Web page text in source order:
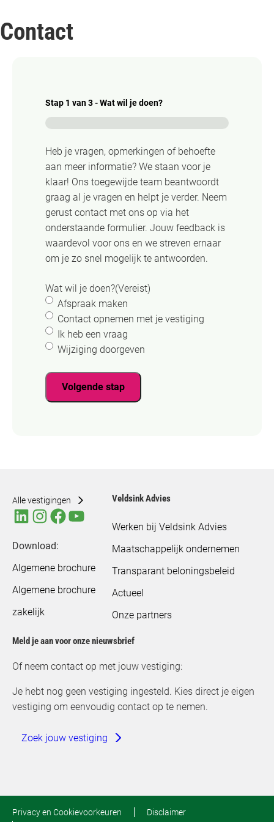
Contact
Stap 1 van3- Wat wil je doen?
0%
Heb je vragen, opmerkingen of behoefte
aan meer informatie? We staan voor je
klaar! Ons toegewijde team beantwoordt
graag al je vragen en helpt je verder. Neem
gerust contact met ons op via het
onderstaande formulier. Jouw feedback is
waardevol voor ons en we streven ernaar
om je zo snel mogelijk te antwoorden.
Wat wil je doen?(Vereist)
Afspraak maken
Contact opnemen met je vestiging
Ik heb een vraag
Wijziging doorgeven
Volgende stap
Alle vestigingen
Download:
Algemene brochure
Algemene brochure
zakelijk
Veldsink Advies
Werken bij Veldsink Advies
Maatschappelijk ondernemen
Transparant beloningsbeleid
Actueel
Onze partners
Meld je aan voor onze nieuwsbrief
Of neem contact op met jouw vestiging:
Je hebt nog geen vestiging ingesteld. Kies direct je eigen
vestiging om eenvoudig contact op te nemen.
Zoek jouw vestiging
Privacy en Cookievoorkeuren
Disclaimer